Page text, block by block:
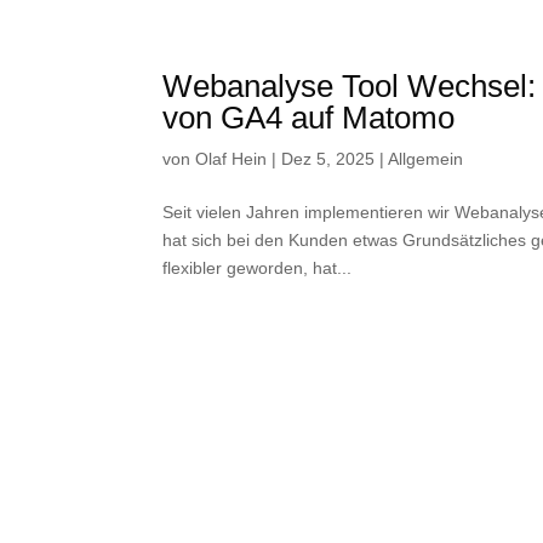
Webanalyse Tool
von GA4 auf Matomo
vonOlaf Hein | Dez 5, 2025 |Allgemein
Seit vielen Jahren implementieren wir
hat sich bei den Kunden etwas Grundsätzliches
flexibler geworden, hat...